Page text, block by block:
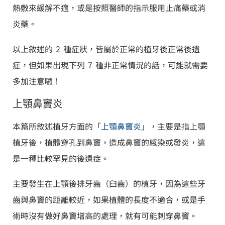
熱敷來緩解不適，或是按照醫師的指示服用止痛藥或消
炎藥。
以上敘述的 2 種症狀，皆屬於正常的植牙後正常後遺
症，但如果出現下列 7 種非正常情況的話，可能就需要
多加注意囉！
上顎鼻竇炎
本篇所敘述植牙方面的「上顎鼻竇炎 」，主要是指上顎
植牙後，植體穿孔到鼻竇，造成鼻竇的感染或發炎，這
是一種比較罕見的後遺症。
主要發生在上顎後排牙齒（臼齒）的植牙，因為這些牙
齒與鼻竇的距離較近，如果植體的長度不適合，或是手
術時沒有做好鼻竇增高的處理，就有可能刺穿鼻竇。